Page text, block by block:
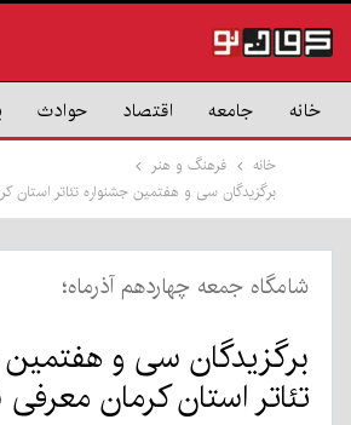
خانه جامعه اقتصاد حوادث
خانه
فرهنگ و هنر
برگزیدگان سی و هفتمین جشنواره تئاتر استان
شامگاه جمعه چهاردهم آذرماه؛
برگزیدگان سی و هفتمین
تئاتر استان کرمان